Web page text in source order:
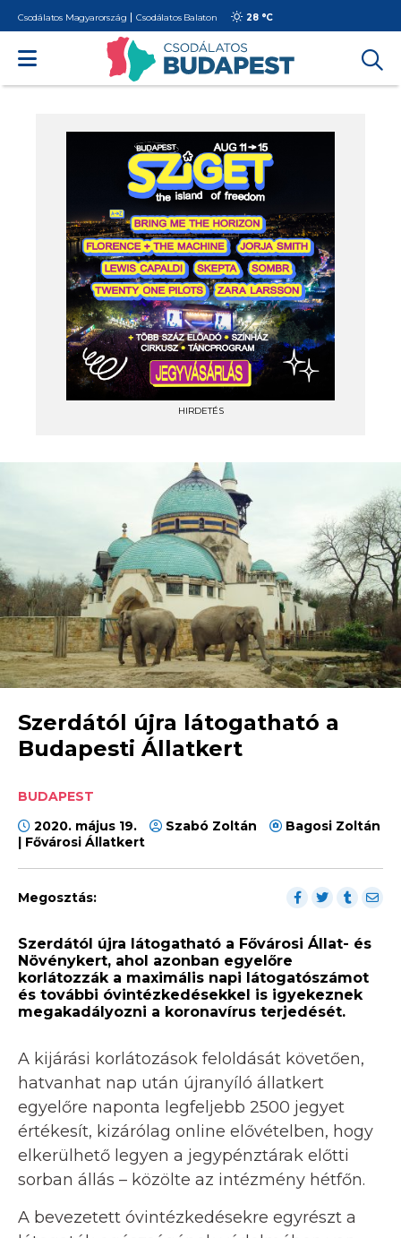
Csodálatos Magyarország Csodálatos Balaton 28 °C
HIRDETÉS
Szerdától újra látogatható a
Budapesti Állatkert
BUDAPEST
2020. május 19.
Szabó Zoltán
Bagosi Zoltán
| Fővárosi Állatkert
Megosztás:
Szerdától újra látogatható a Fővárosi Állat- és
Növénykert, ahol azonban egyelőre
korlátozzák a maximális napi látogatószámot
és további óvintézkedésekkel is igyekeznek
megakadályozni a koronavírus terjedését.
A kijárási korlátozások feloldását követően,
hatvanhat nap után újranyíló állatkert
egyelőre naponta legfeljebb 2500 jegyet
értékesít, kizárólag online elővételben, hogy
elkerülhető legyen a jegypénztárak előtti
sorban állás – közölte az intézmény hétfőn.
A bevezetett óvintézkedésekre egyrészt a